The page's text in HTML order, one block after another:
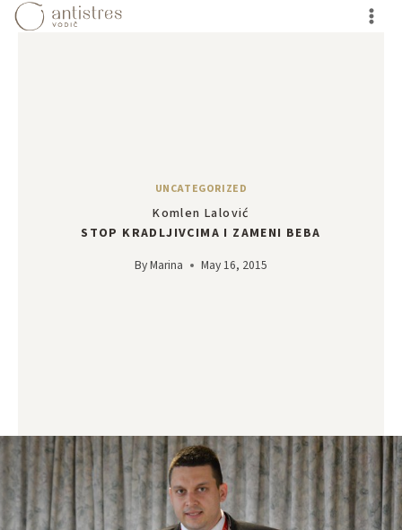
Skip
UNCATEGORIZED
Komlen Lalović
STOP KRADLJIVCIMA I ZAMENI BEBA
ByMarina May 16, 2015